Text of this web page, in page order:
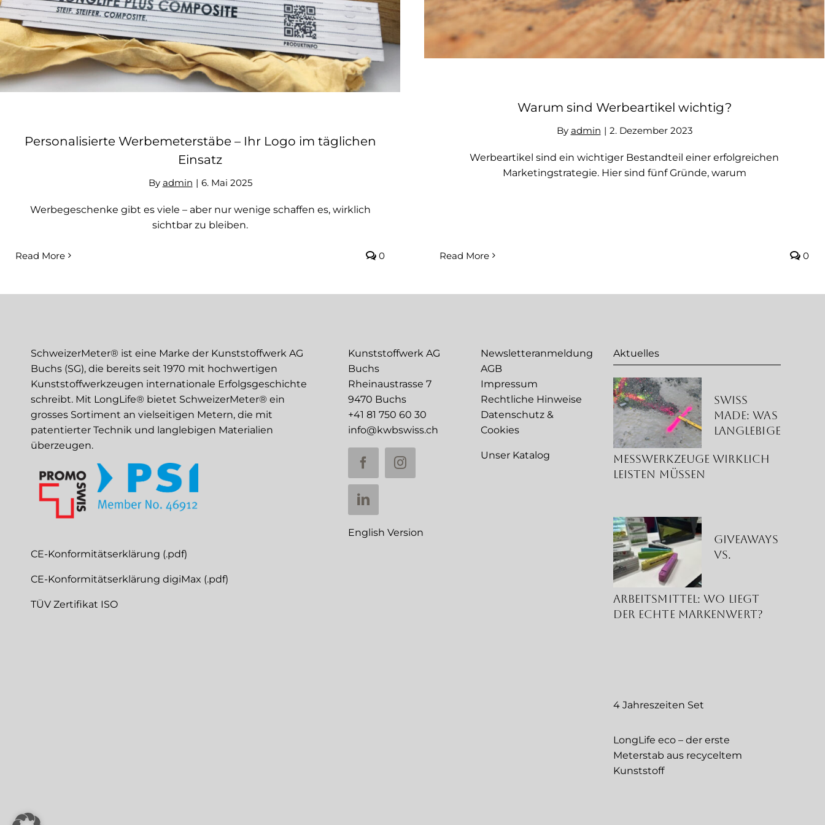
Personalisierte Werbemeterstäbe – Ihr Logo im täglichen
Einsatz
By admin | 6. Mai 2025
Werbegeschenke gibt es viele – aber nur wenige schaffen es, wirklich
sichtbar zu bleiben.
Read More 0
Warum sind Werbeartikel wichtig?
By admin | 2. Dezember 2023
Werbeartikel sind ein wichtiger Bestandteil einer erfolgreichen
Marketingstrategie. Hier sind fünf Gründe, warum
Read More 0
SchweizerMeter® ist eine Marke der Kunststoffwerk AG
Buchs (SG), die bereits seit 1970 mit hochwertigen
Kunststoffwerkzeugen internationale Erfolgsgeschichte
schreibt. Mit LongLife® bietet SchweizerMeter® ein
grosses Sortiment an vielseitigen Metern, die mit
patentierter Technik und langlebigen Materialien
überzeugen.
CE-Konformitätserklärung (.pdf)
CE-Konformitätserklärung digiMax (.pdf)
TÜV Zertifikat ISO
Kunststoffwerk AG
Buchs
Rheinaustrasse 7
9470 Buchs
+41 81 750 60 30
info@kwbswiss.ch
English Version
Newsletteranmeldung
AGB
Impressum
Rechtliche Hinweise
Datenschutz &
Cookies
Unser Katalog
Aktuelles
Swiss
Made: Was
langlebige
Messwerkzeuge wirklich
leisten müssen
Giveaways
vs.
Arbeitsmittel: Wo liegt
der echte Markenwert?
4 Jahreszeiten Set
LongLife eco – der erste
Meterstab aus recyceltem
Kunststoff